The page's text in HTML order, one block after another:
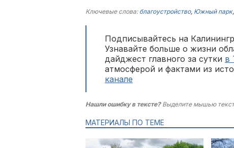
Ключевые слова: благоустройство, Южный парк,
Подписывайтесь на
Узнавайте больше о жизни
дайджест главного за сутки в
атмосферой и фактами из
канале
Нашли ошибку в тексте?Выделите мышью
МАТЕРИАЛЫ ПО ТЕМЕ